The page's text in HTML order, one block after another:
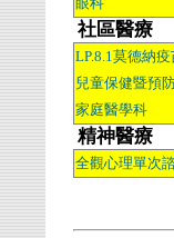
社區醫療
LP.8.1莫德納
兒童保健暨預
家庭醫學科
精神醫療
全觀心理單次